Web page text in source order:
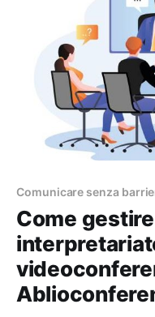
Comunicare senza
Come